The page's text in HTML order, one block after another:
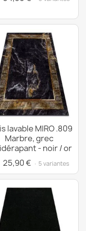
lavable MIRO .809
Marbre, grec
- noir / or
25,90 € · 5 variantes